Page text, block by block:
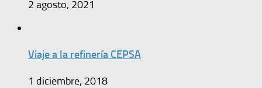
2 agosto, 2021
Viaje a la refinería CEPSA
1 diciembre, 2018